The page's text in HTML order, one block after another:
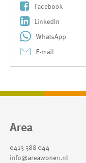
Facebook
LinkedIn
WhatsApp
E-mail
Contactinformatie
Area
0413 388 044
info@areawonen.nl